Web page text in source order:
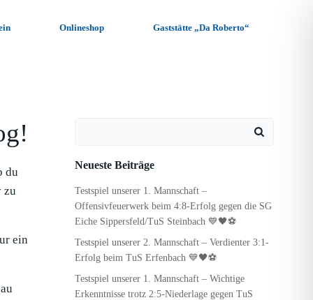
Onlineshop Gaststätte „Da Roberto“
du
zu
ein
Neueste Beiträge
Testspiel unserer 1. Mannschaft –
Offensivfeuerwerk beim 4:8-Erfolg gegen die SG
Eiche Sippersfeld/TuS Steinbach 💙🖤⚽
Testspiel unserer 2. Mannschaft – Verdienter 3:1-
Erfolg beim TuS Erfenbach 💙🖤⚽
Testspiel unserer 1. Mannschaft – Wichtige
Erkenntnisse trotz 2:5-Niederlage gegen TuS